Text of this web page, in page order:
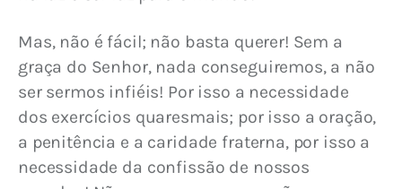
Mas, não é fácil; não basta querer! Sem a
graça do Senhor, nada conseguiremos, a não
ser sermos infiéis! Por isso a necessidade
dos exercícios quaresmais; por isso a oração,
a penitência e a caridade fraterna, por isso a
necessidade da confissão de nossos